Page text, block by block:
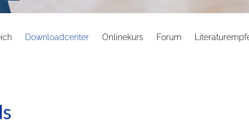
Downloadcenter Onlinekurs Forum